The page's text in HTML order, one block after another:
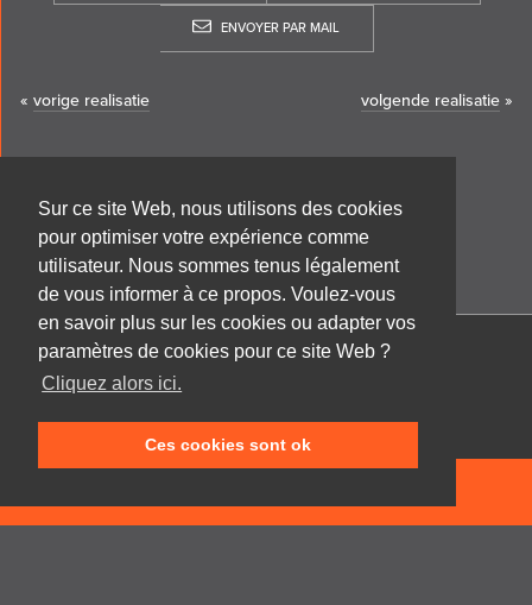
Sur ce site Web, nous utilisons des cookies
pour optimiser votre expérience comme
utilisateur. Nous sommes tenus légalement
de vous informer à ce propos. Voulez-vous
en savoir plus sur les cookies ou adapter vos
paramètres de cookies pour ce site Web ?
Cliquez alors ici.
Ces cookies sont ok
ENVOYER PAR MAIL
« vorige realisatie volgende realisatie »
Cabinet d'architecture Frank GRUWEZ bvba
9700 Oudenaarde
T +32 (0)55 45 53 63
Speldenstraat 10